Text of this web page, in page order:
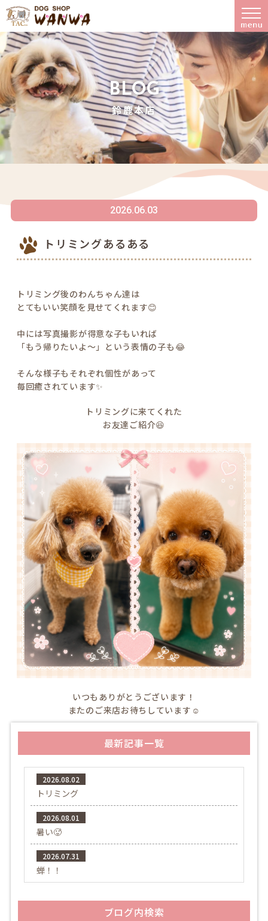
BLOG
鈴鹿本店
2026.06.03
トリミングあるある
トリミング後のわんちゃん達は
とてもいい笑顔を見せてくれます😊
中には写真撮影が得意な子もいれば
「もう帰りたいよ〜」という表情の子も😂
そんな様子もそれぞれ個性があって
毎回癒されています✨
トリミングに来てくれた
お友達ご紹介😆
いつもありがとうございます！
またのご来店お待ちしています☺️
最新記事一覧
2026.08.02
トリミング
2026.08.01
暑い🥵
2026.07.31
蝉！！
ブログ内検索